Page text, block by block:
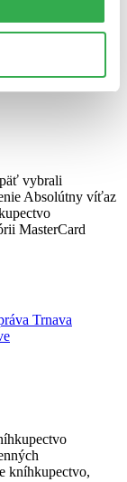
po sebe
vybrali
Absolútny víťaz
MasterCard
Trnava
kníhkupectvo,